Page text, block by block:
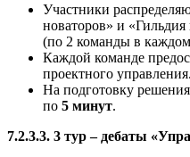
Участники
новаторов» и
(по 2 команды в каждом
Каждой команде
проектного управления.
На подготовку
по 5 минут.
7.2.3.3. 3 тур – дебаты